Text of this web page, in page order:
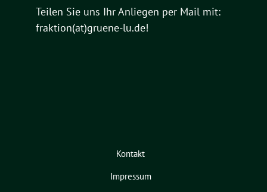
Teilen Sie uns Ihr Anliegen per Mail mit:
fraktion(at)gruene-lu.de!
Kontakt
Impressum